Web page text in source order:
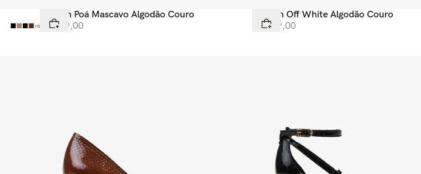
+6
Scarpin Poá Mascavo Algodão Couro
R$ 699,00
Scarpin Off White Algodão Couro
R$ 669,00